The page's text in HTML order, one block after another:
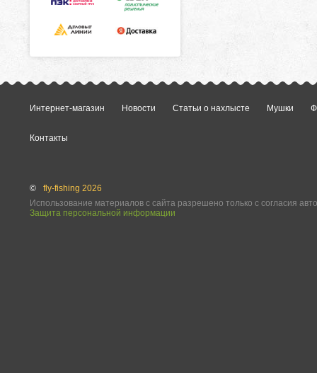
Интернет-магазин Новости Статьи о нахлысте Мушки
Контакты
©
fly-fishing 2026
Использование материалов с сайта разрешено только с согласия
Защита персональной информации